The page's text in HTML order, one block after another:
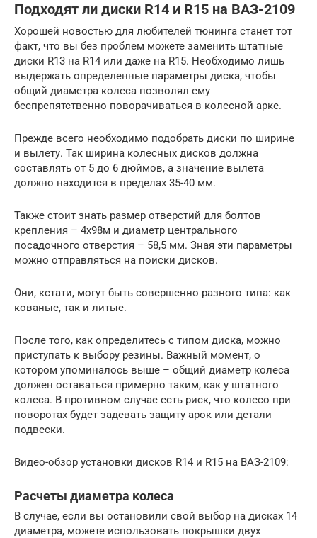
Подходят ли диски R14 и R15 на ВАЗ-2109
Хорошей новостью для любителей тюнинга станет тот
факт, что вы без проблем можете заменить штатные
диски R13 на R14 или даже на R15. Необходимо лишь
выдержать определенные параметры диска, чтобы
общий диаметра колеса позволял ему
беспрепятственно поворачиваться в колесной арке.
Прежде всего необходимо подобрать диски по ширине
и вылету. Так ширина колесных дисков должна
составлять от 5 до 6 дюймов, а значение вылета
должно находится в пределах 35-40 мм.
Также стоит знать размер отверстий для болтов
крепления – 4х98м и диаметр центрального
посадочного отверстия – 58,5 мм. Зная эти параметры
можно отправляться на поиски дисков.
Они, кстати, могут быть совершенно разного типа: как
кованые, так и литые.
После того, как определитесь с типом диска, можно
приступать к выбору резины. Важный момент, о
котором упоминалось выше – общий диаметр колеса
должен оставаться примерно таким, как у штатного
колеса. В противном случае есть риск, что колесо при
поворотах будет задевать защиту арок или детали
подвески.
Видео-обзор установки дисков R14 и R15 на ВАЗ-2109:
Расчеты диаметра колеса
В случае, если вы остановили свой выбор на дисках 14
диаметра, можете использовать покрышки двух